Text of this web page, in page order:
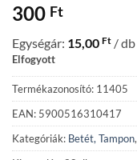
300 Ft
Egységár: 15,00 Ft / db
Elfogyott
Termékazonosító: 11405
EAN: 5900516310417
Kategóriák: Betét, Tampon,